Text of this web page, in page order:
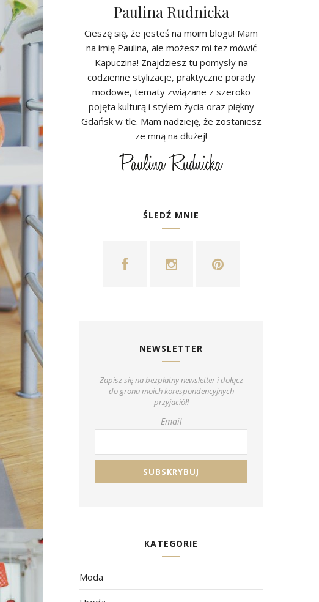
Paulina Rudnicka
Cieszę się, że jesteś na moim blogu! Mam
na imię Paulina, ale możesz mi też mówić
Kapuczina! Znajdziesz tu pomysły na
codzienne stylizacje, praktyczne porady
modowe, tematy związane z szeroko
pojęta kulturą i stylem życia oraz piękny
Gdańsk w tle. Mam nadzieję, że zostaniesz
ze mną na dłużej!
ŚLEDŹ MNIE
NEWSLETTER
Zapisz się na bezpłatny newsletter i dołącz
do grona moich korespondencyjnych
przyjaciół!
Email
KATEGORIE
Moda